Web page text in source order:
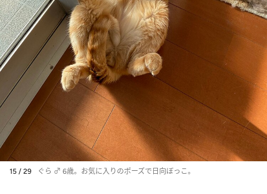
15 / 29 ぐら ♂ 6歳。お気に入りのポーズで日向ぼっこ。